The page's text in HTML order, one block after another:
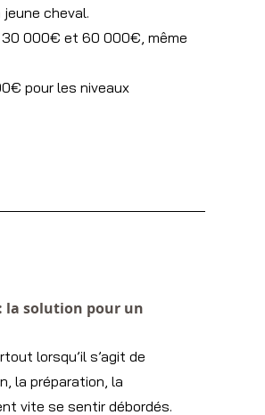
cheval.
30 000€ et 60 000€, même
pour les niveaux
la solution pour un
lorsqu’il s’agit de
la préparation, la
vite se sentir débordés.